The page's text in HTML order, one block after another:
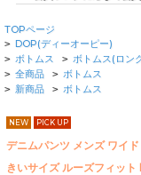
TOPページ
> DOP(ディーオーピー)
> ボトムス > ボトムス(ロン
> 全商品 > ボトムス
> 新商品 > ボトムス
NEW PICK UP
デニムパンツ メンズ ワイ
きいサイズ ルーズフィッ